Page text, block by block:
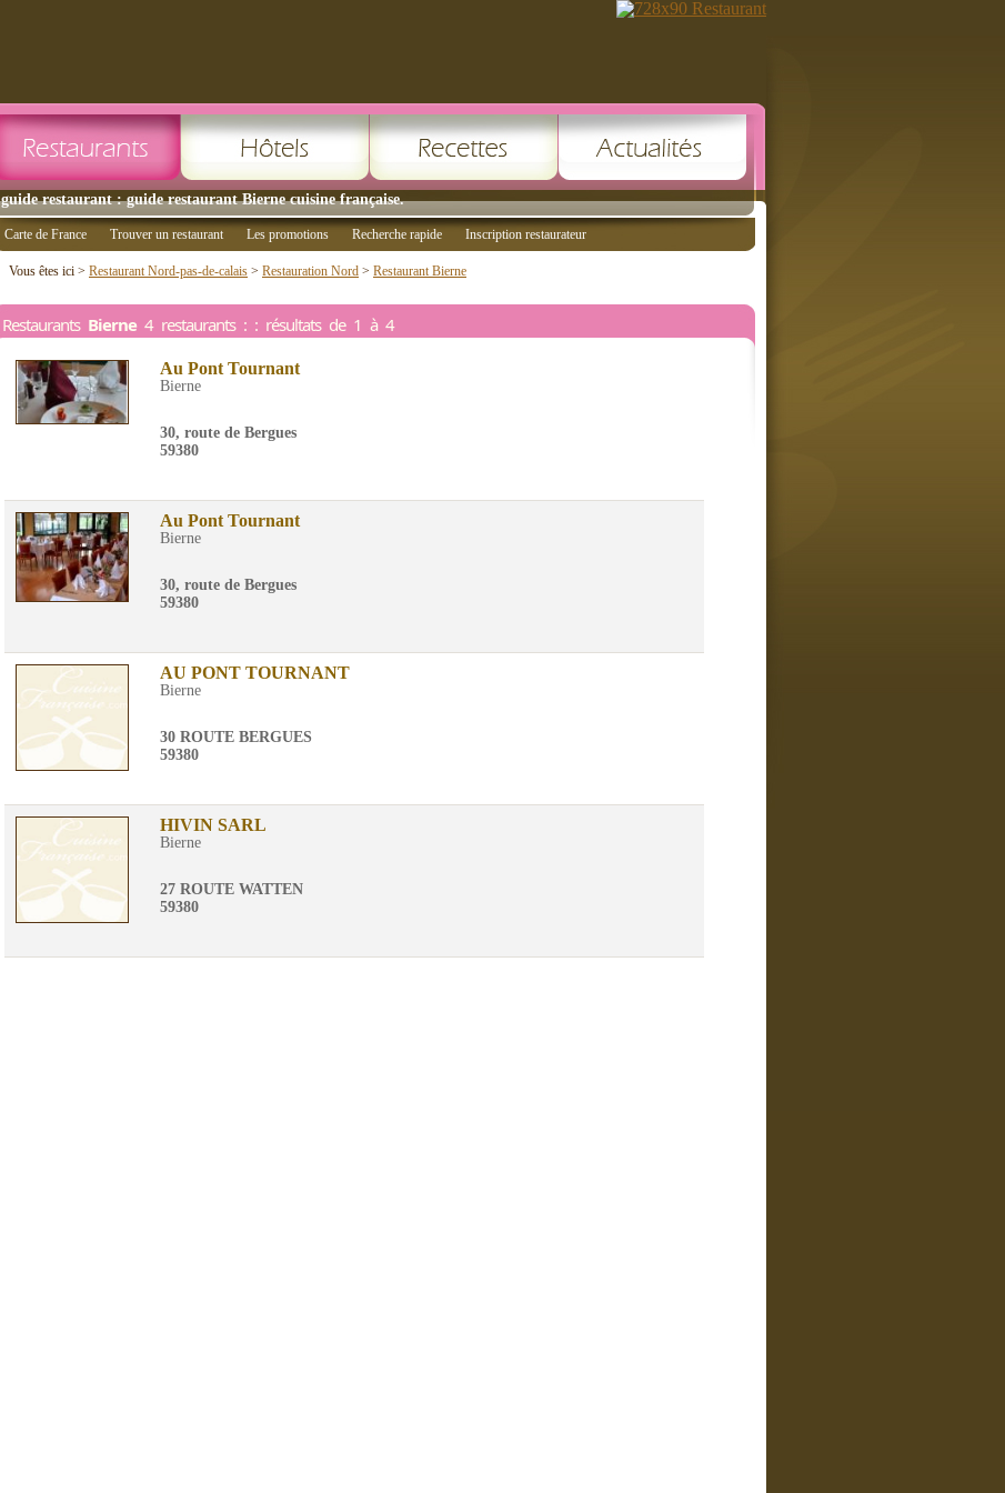
guide restaurant : guide restaurant Bierne cuisine française.
Carte de France Trouver un restaurant Les promotions Recherche rapide Inscription restaurateur
Vous êtes ici > Restaurant Nord-pas-de-calais > Restauration Nord > Restaurant Bierne
Restaurants Bierne 4 restaurants : : résultats de 1 à 4
Au Pont Tournant
Bierne
30, route de Bergues
59380
Au Pont Tournant
Bierne
30, route de Bergues
59380
AU PONT TOURNANT
Bierne
30 ROUTE BERGUES
59380
HIVIN SARL
Bierne
27 ROUTE WATTEN
59380